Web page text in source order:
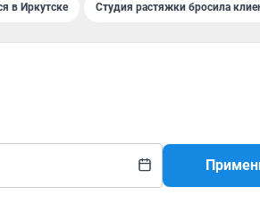
в Иркутске Студия растяжки бросила